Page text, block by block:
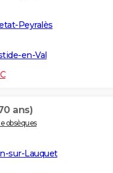
Peyralès
en-Val
ans)
obsèques
sur-Lauquet